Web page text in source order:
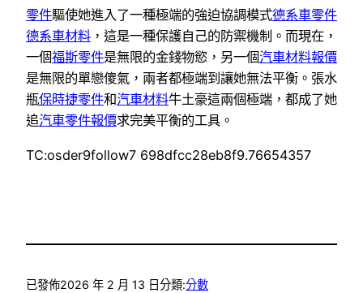
零件驅使她進入了一種極端的強迫協調模式德系車零件
德系車材料 ，這是一種保護自己的防禦機制。而現在，
一個福斯零件是無限的金錢物慾，另一個汽車材料報價
是無限的單戀傻氣，兩者都極端到讓她無法平衡。張水
瓶保時捷零件和汽車材料牛土豪這兩個極端，都成了她
追汽車零件報價求完美平衡的工具。
TC:osder9follow7 698dfcc28eb8f9.76654357
已發佈2026 年 2 月 13 日分類:分數